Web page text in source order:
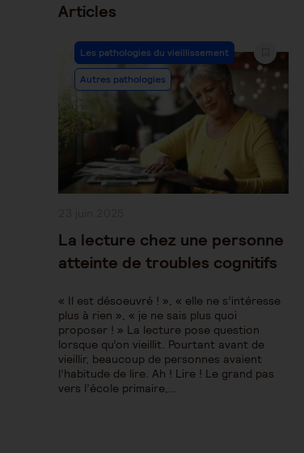
Articles
Post
Category:
Les pathologies du vieillissement
Autres pathologies
La lecture chez une personne
atteinte de troubles cognitifs
« Il est désoeuvré ! », « elle ne s’intéresse
plus à rien », « je ne sais plus quoi
proposer ! » La lecture pose question
lorsque qu’on vieillit. Pourtant avant de
vieillir, beaucoup de personnes avaient
l’habitude de lire. Ah ! Lire ! Le grand pas
vers l’école primaire,…